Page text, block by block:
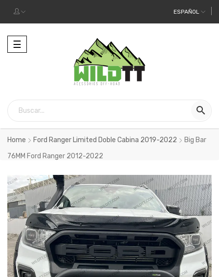
ESPAÑOL
Alternar
la
☰

Home Ford Ranger Limited Doble Cabina 2019-2022
Big Bar
76MM Ford Ranger 2012-2022